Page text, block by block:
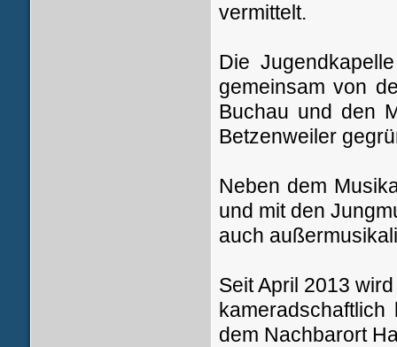
vermittelt.
Die
gemeinsam von
Buchau und den
Betzenweiler
Neben dem
und mit den
auch
Seit April 2013
dem Nachbarort